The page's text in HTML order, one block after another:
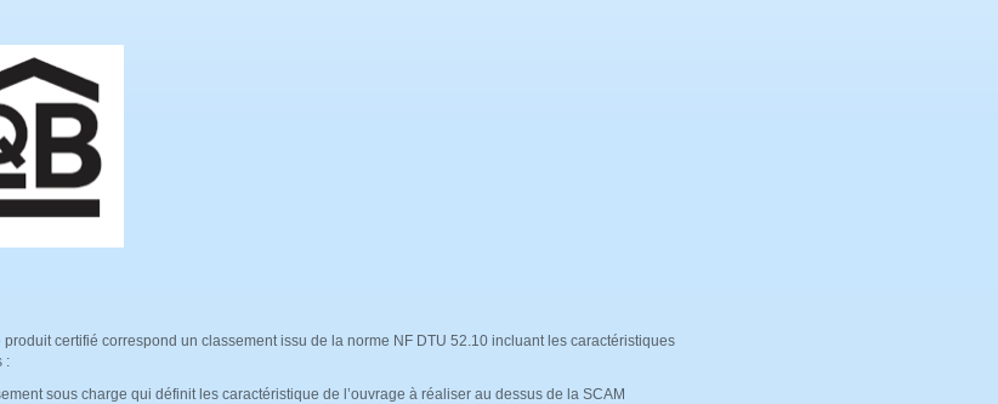
produit certifié correspond un classement issu de la norme NF DTU 52.10 incluant les caractéristiques
:
sous charge qui définit les caractéristique de l’ouvrage à réaliser au dessus de la SCAM